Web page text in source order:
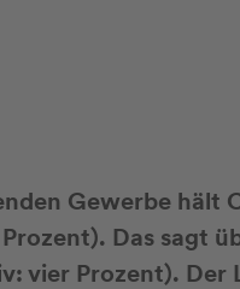
Gewerbe hält
Das sagt
vier Prozent). Der